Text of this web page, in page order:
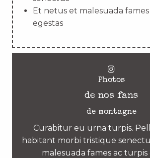
Et netus et malesuada
egestas
Photos
de nos fans
de montagne
Curabitur eu urna turpis.
habitant morbi tristique
malesuada fames ac turpis